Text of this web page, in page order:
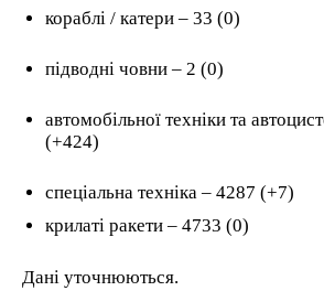
кораблі / катери ‒ 33 (0)
підводні човни ‒ 2 (0)
автомобільної техніки та
(+424)
спеціальна техніка ‒ 4287 (+7)
крилаті ракети ‒ 4733 (0)
Дані уточнюються.